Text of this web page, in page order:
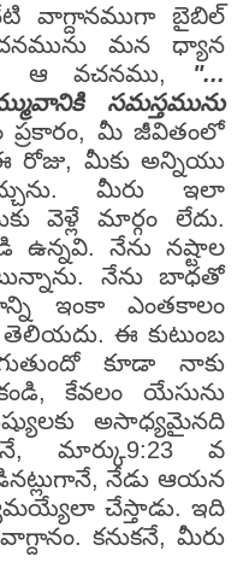
వాగ్దానముగా బైబిల్
మన ధ్యాన
ఆ వచనము, "...
సమస్తమును
ప్రకారం, మీ జీవితంలో
మీకు అన్నియు
మీరు ఇలా
వెళ్లే మార్గం లేదు.
నేను నష్టాల
నేను బాధతో
ఇంకా ఎంతకాలం
ఈ కుటుంబ
కూడా నాకు
కేవలం యేసును
అసాధ్యమైనది
మార్కు9:23 వ
నేడు ఆయన
చేస్తాడు. ఇది
కనుకనే, మీరు